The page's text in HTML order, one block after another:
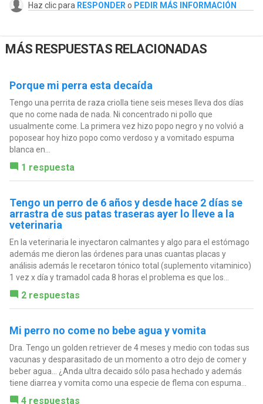
Haz clic para RESPONDER o PEDIR MÁS INFORMACIÓN
MÁS RESPUESTAS RELACIONADAS
Porque mi perra esta decaída
Tengo una perrita de raza criolla tiene seis meses lleva dos días
que no come nada de nada. Ni concentrado ni pollo que
usualmente come. La primera vez hizo popo negro y no volvió a
poposear hoy hizo popo como verdoso y a vomitado espuma
blanca en...
1 respuesta
Tengo un perro de 6 años y desde hace 2 días se
arrastra de sus patas traseras ayer lo lleve a la
veterinaria
En la veterinaria le inyectaron calmantes y algo para el estómago
además me dieron las órdenes para unas cuantas placas y
análisis además le recetaron tónico total (suplemento vitaminico)
1 vez x día y tramadol cada 8 horas el problema es que los...
2 respuestas
Mi perro no come no bebe agua y vomita
Dra. Tengo un golden retriever de 4 meses y medio con todas sus
vacunas y desparasitado de un momento a otro dejo de comer y
beber agua... ¿Anda ultra decaido sólo pasa hechado y además
tiene diarrea y vomita como una especie de flema con espuma...
4 respuestas